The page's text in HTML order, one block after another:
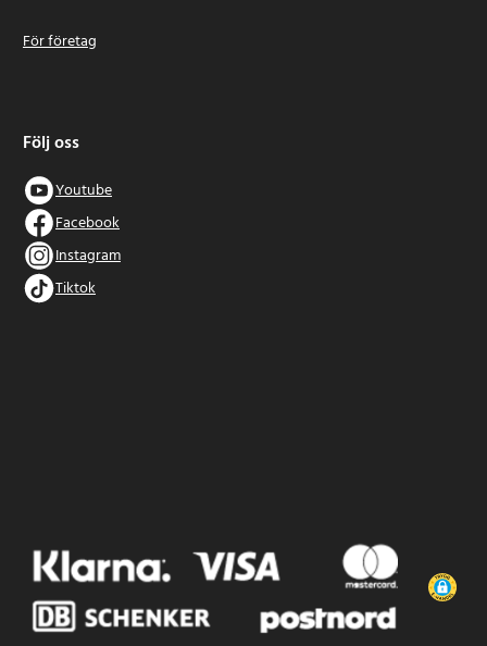
För företag
Följ oss
Youtube
Facebook
Instagram
Tiktok